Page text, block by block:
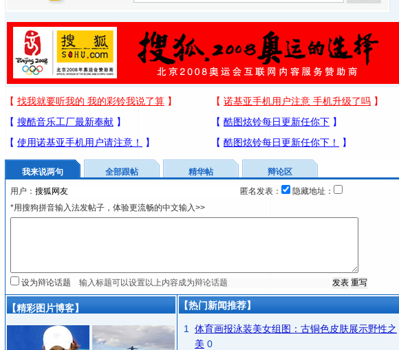
我来说两句 全部跟帖 精华帖
辩论区
用户：
匿名发表：
隐藏地址：
*用搜狗拼音输入法发帖子，体验更流畅的中文输入>>
设为辩论话题
【精彩图片博客】 【热门新闻推荐】
1
体育画报泳装美女组图：古铜色皮肤展示野性之
美 0